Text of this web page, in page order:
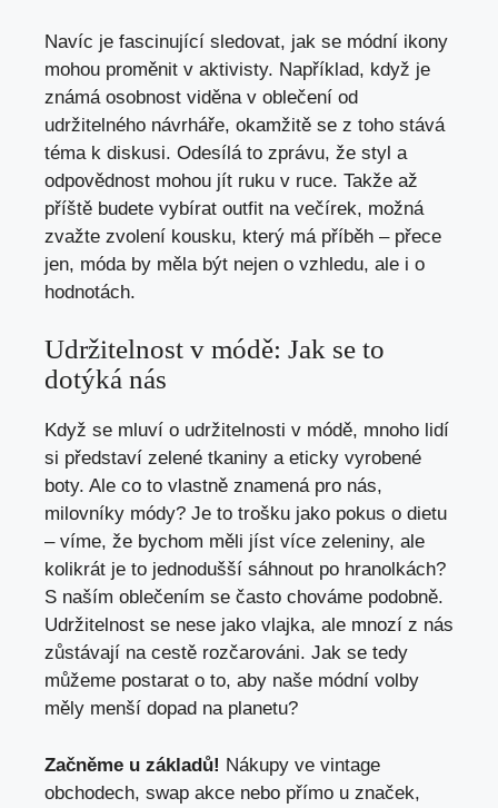
Navíc je fascinující sledovat, jak se módní ikony
mohou proměnit v aktivisty. Například, když je
známá osobnost viděna v oblečení od
udržitelného návrháře, okamžitě se z toho stává
téma k diskusi. Odesílá to zprávu, že styl a
odpovědnost mohou jít ruku v ruce. Takže až
příště budete vybírat outfit na večírek, možná
zvažte zvolení kousku, který má příběh – přece
jen, móda by měla být nejen o vzhledu, ale i o
hodnotách.
Udržitelnost v módě: Jak se to
dotýká nás
Když se mluví o udržitelnosti v módě, mnoho lidí
si představí zelené tkaniny a eticky vyrobené
boty. Ale co to vlastně znamená pro nás,
milovníky módy? Je to trošku jako pokus o dietu
– víme, že bychom měli jíst více zeleniny, ale
kolikrát je to jednodušší sáhnout po hranolkách?
S naším oblečením se často chováme podobně.
Udržitelnost se nese jako vlajka, ale mnozí z nás
zůstávají na cestě rozčarováni. Jak se tedy
můžeme postarat o to, aby naše módní volby
měly menší dopad na planetu?
Začněme u základů! Nákupy ve vintage
obchodech, swap akce nebo přímo u značek,